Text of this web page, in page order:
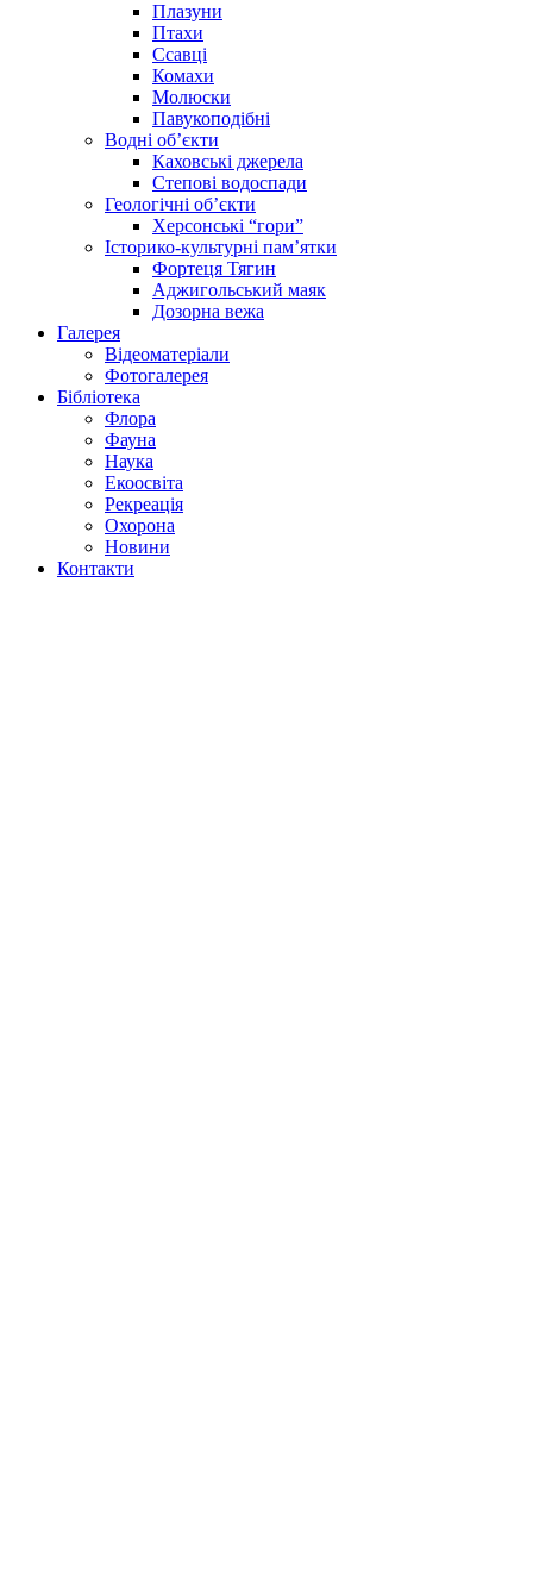
Плазуни
Птахи
Ссавці
Комахи
Молюски
Павукоподібні
Водні об’єкти
Каховські джерела
Степові водоспади
Геологічні об’єкти
Херсонські “гори”
Історико-культурні пам’ятки
Фортеця Тягин
Аджигольський маяк
Дозорна вежа
Галерея
Відеоматеріали
Фотогалерея
Бібліотека
Флора
Фауна
Наука
Екоосвіта
Рекреація
Охорона
Новини
Контакти